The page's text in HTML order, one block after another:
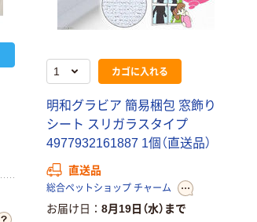
カゴに入れる
明和グラビア 簡易梱包 窓飾り
シート スリガラスタイプ
4977932161887 1個（直送品）
直送品
総合ペットショップ チャーム
お届け日 8月19日（水）まで